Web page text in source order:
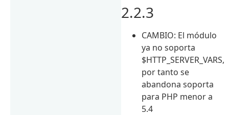
2.2.3
CAMBIO: El módulo
ya no soporta
$HTTP_SERVER_VARS,
por tanto se
abandona soporta
para PHP menor a
5.4